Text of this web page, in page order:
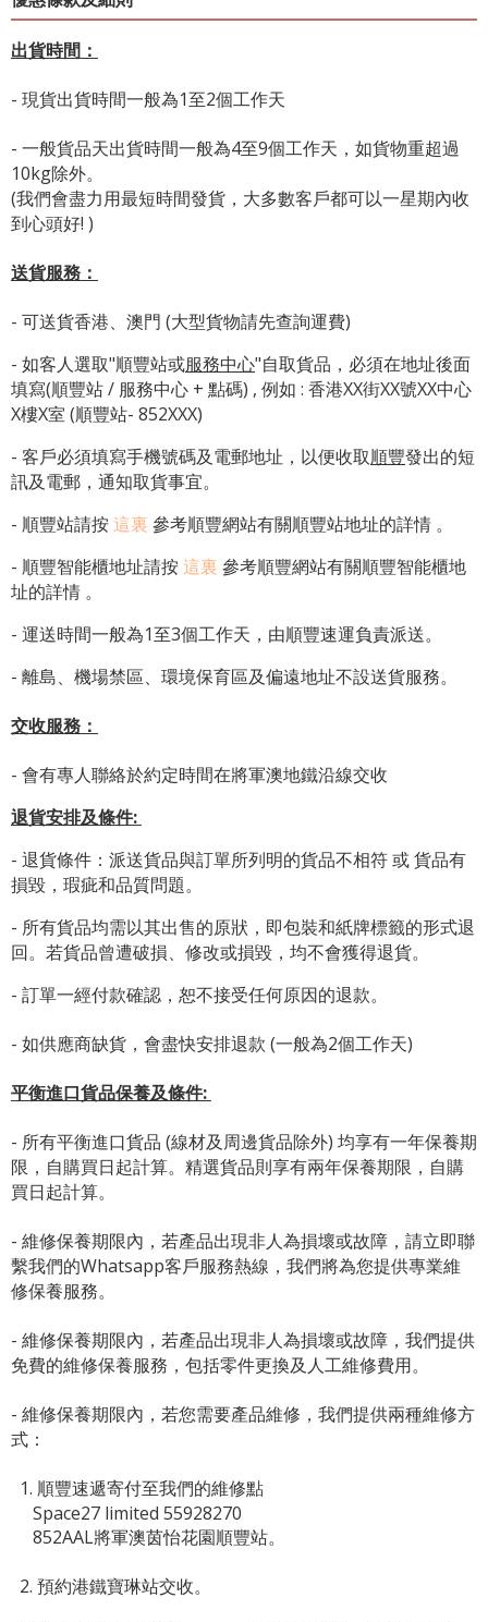
出貨時間：
- 現貨出貨時間一般為1至2個工作天
- 一般貨品天出貨時間一般為4至9個工作天，如貨物重超過
10kg除外。
(我們會盡力用最短時間發貨，大多數客戶都可以一星期內收
到心頭好! )
送貨服務：
- 可送貨香港、澳門 (大型貨物請先查詢運費)
- 如客人選取"順豐站或服務中心"自取貨品，必須在地址後面
填寫(順豐站 / 服務中心 + 點碼) , 例如 : 香港XX街XX號XX中心
X樓X室 (順豐站- 852XXX)
- 客戶必須填寫手機號碼及電郵地址，以便收取順豐發出的短
訊及電郵，通知取貨事宜。
- 順豐站請按這裏 參考順豐網站有關順豐站地址的詳情 。
- 順豐智能櫃地址請按這裏 參考順豐網站有關順豐智能櫃地
址的詳情 。
- 運送時間一般為1至3個工作天，由順豐速運負責派送。
- 離島、機場禁區、環境保育區及偏遠地址不設送貨服務。
交收服務：
- 會有專人聯絡於約定時間在將軍澳地鐵沿線交收
退貨安排及條件:
- 退貨條件：派送貨品與訂單所列明的貨品不相符 或 貨品有
損毀，瑕疵和品質問題。
- 所有貨品均需以其出售的原狀，即包裝和紙牌標籤的形式退
回。若貨品曾遭破損、修改或損毀，均不會獲得退貨。
- 訂單一經付款確認，恕不接受任何原因的退款。
- 如供應商缺貨，會盡快安排退款 (一般為2個工作天)
平衡進口貨品保養及條件:
- 所有平衡進口貨品 (線材及周邊貨品除外) 均享有一年保養期
限，自購買日起計算。精選貨品則享有兩年保養期限，自購
買日起計算。
- 維修保養期限內，若產品出現非人為損壞或故障，請立即聯
繫我們的Whatsapp客戶服務熱線，我們將為您提供專業維
修保養服務。
- 維修保養期限內，若產品出現非人為損壞或故障，我們提供
免費的維修保養服務，包括零件更換及人工維修費用。
- 維修保養期限內，若您需要產品維修，我們提供兩種維修方
式：
1. 順豐速遞寄付至我們的維修點
Space27 limited 55928270
852AAL將軍澳茵怡花園順豐站。
2. 預約港鐵寶琳站交收。